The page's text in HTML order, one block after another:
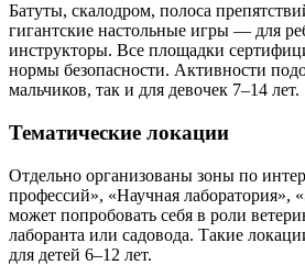
Батуты, скалодром, полоса
гигантские настольные игры — для
инструкторы. Все площадки
нормы безопасности. Активности
мальчиков, так и для девочек 7–14 лет.
Тематические локации
Отдельно организованы зоны по
профессий», «Научная лаборатория»,
может попробовать себя в роли
лаборанта или садовода. Такие
для детей 6–12 лет.